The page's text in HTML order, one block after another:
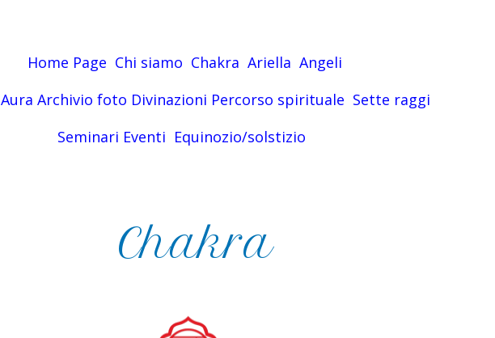
Home Page Chi siamo Chakra Ariella Angeli
Aura Archivio foto Divinazioni Percorso spirituale Sette raggi
Seminari Eventi Equinozio/solstizio
Chakra